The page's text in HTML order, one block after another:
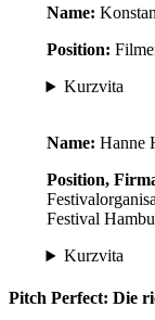
Name:
Position:
Kurzvita
Name: Hanne
Position,
Festival
Kurzvita
Pitch Perfect: Die